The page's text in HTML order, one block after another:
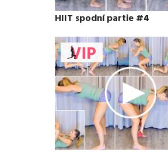
HIIT spodní partie #4